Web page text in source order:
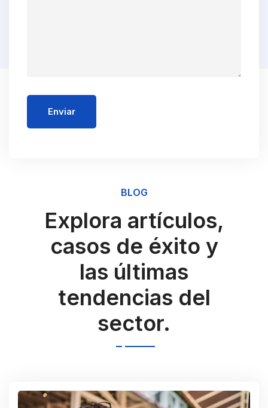
BLOG
Explora artículos,
casos de éxito y
las últimas
tendencias del
sector.